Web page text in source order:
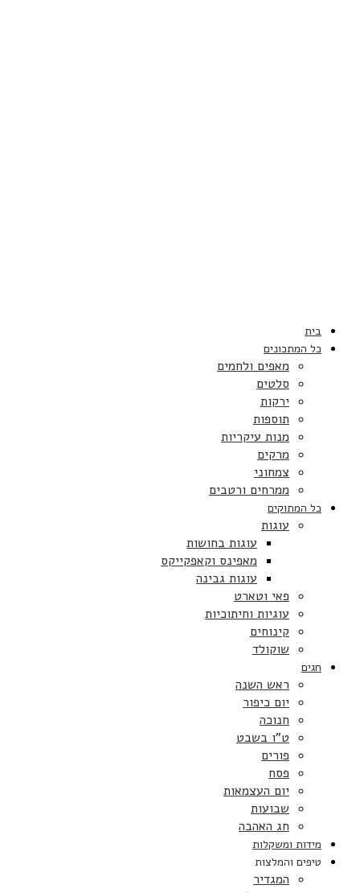
בית
כל המתכונים
מאפים ולחמים
סלטים
ירקות
תוספות
מנות עיקריות
מרקים
צמחוני
ממרחים ורטבים
כל המתוקים
עוגות
עוגות בחושות
מאפינס וקאפקייקס
עוגות גבינה
פאי וטארט
עוגיות וחיתוכיות
קינוחים
שוקולד
חגים
ראש השנה
יום כיפור
חנוכה
ט”ו בשבט
פורים
פסח
יום העצמאות
שבועות
חג האהבה
מידות ומשקלות
טיפים והמלצות
המגדיר